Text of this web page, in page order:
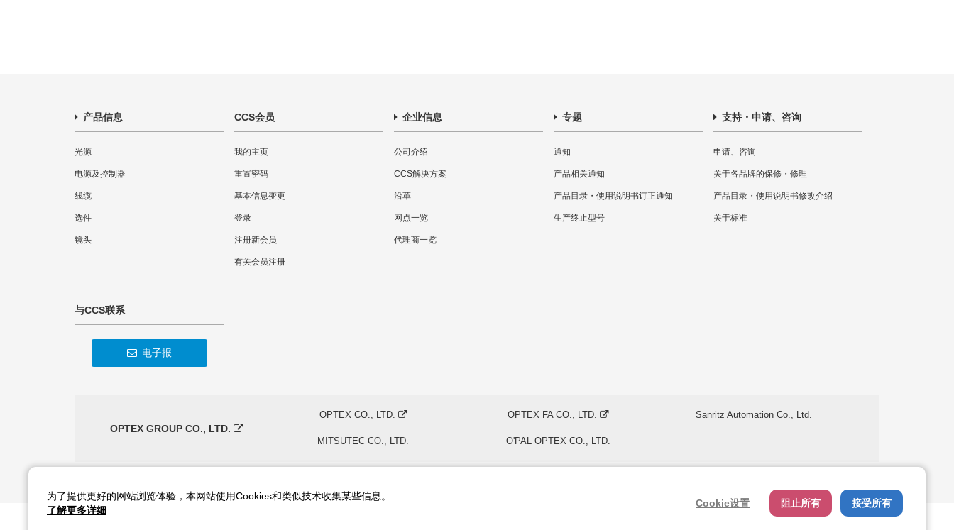
产品信息
光源
电源及控制器
线缆
选件
镜头
CCS会员
我的主页
重置密码
基本信息变更
登录
注册新会员
有关会员注册
企业信息
公司介绍
CCS解决方案
沿革
网点一览
代理商一览
专题
通知
产品相关通知
产品目录・使用说明书订正通知
生产终止型号
支持・申请、咨询
申请、咨询
关于各品牌的保修・修理
产品目录・使用说明书修改介绍
关于标准
与CCS联系
电子报
OPTEX GROUP CO., LTD.
OPTEX CO., LTD. OPTEX FA CO., LTD. Sanritz Automation Co., Ltd.
MITSUTEC CO., LTD. O'PAL OPTEX CO., LTD.
为了提供更好的网站浏览体验，本网站使用Cookies和类似技术收集某些信息。
了解更多详细
Cookie设置 阻止所有 接受所有